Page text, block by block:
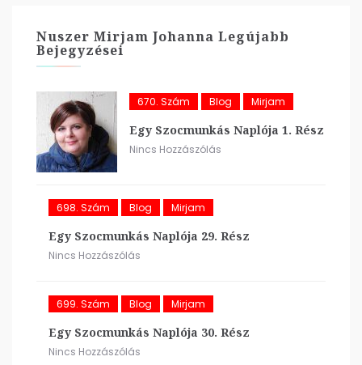
Nuszer Mirjam Johanna Legújabb
Bejegyzései
670. Szám Blog Mirjam
Egy Szocmunkás Naplója 1. Rész
Nincs Hozzászólás
698. Szám Blog Mirjam
Egy Szocmunkás Naplója 29. Rész
Nincs Hozzászólás
699. Szám Blog Mirjam
Egy Szocmunkás Naplója 30. Rész
Nincs Hozzászólás